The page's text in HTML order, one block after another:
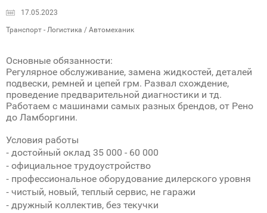
17.05.2023
Транспорт - Логистика / Автомеханик
Основные обязанности:
Регулярное обслуживание, замена жидкостей, деталей
подвески, ремней и цепей грм. Развал схождение,
проведение предварительной диагностики и тд.
Работаем с машинами самых разных брендов, от Рено
до Ламборгини.
Условия работы
⁃ достойный оклад 35 000 - 60 000
⁃ официальное трудоустройство
⁃ профессиональное оборудование дилерского уровня
⁃ чистый, новый, теплый сервис, не гаражи
⁃ дружный коллектив, без текучки